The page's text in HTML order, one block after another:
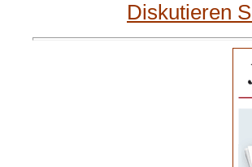
Diskutieren